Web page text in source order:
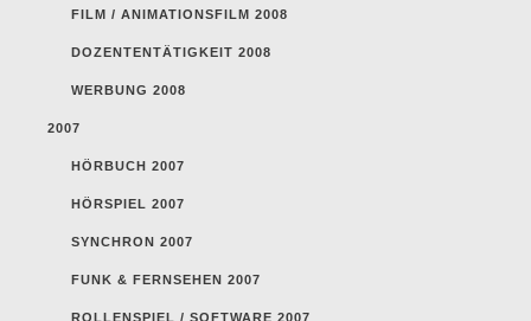
FILM / ANIMATIONSFILM 2008
DOZENTENTÄTIGKEIT 2008
WERBUNG 2008
2007
HÖRBUCH 2007
HÖRSPIEL 2007
SYNCHRON 2007
FUNK & FERNSEHEN 2007
ROLLENSPIEL / SOFTWARE 2007